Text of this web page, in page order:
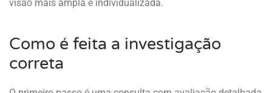
visão mais ampla e individualizada.
Como é feita a investigação
correta